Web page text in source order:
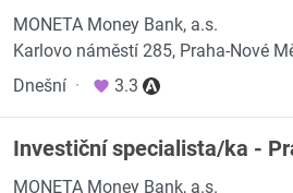
MONETA Money Bank, a.s.
Karlovo náměstí 285, Praha-Nové
Dnešní · 3.3
Investiční specialista/ka -
MONETA Money Bank, a.s.